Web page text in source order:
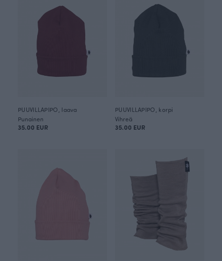
PUUVILLAPIPO, laava
Punainen
35.00 EUR
PUUVILLAPIPO, korpi
Vihreä
35.00 EUR